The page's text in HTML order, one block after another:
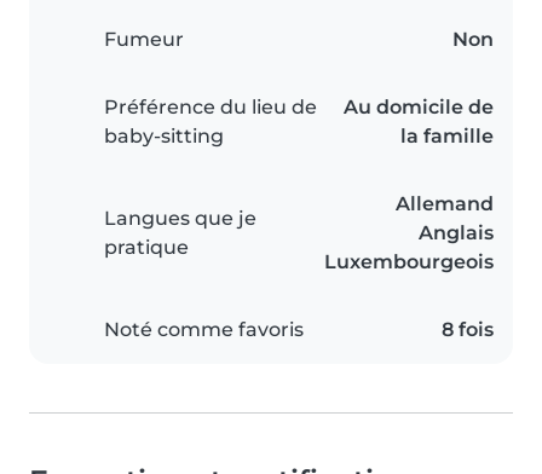
Fumeur Non
Préférence du lieu de
baby-sitting
Au domicile de
la famille
Langues que je
pratique
Allemand
Anglais
Luxembourgeois
Noté comme favoris 8 fois